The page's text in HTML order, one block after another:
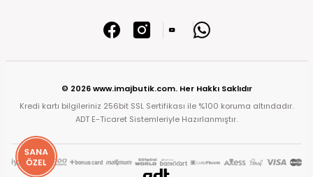
© 2026 www.imajbutik.com. Her Hakkı Saklıdır
Kredi kartı bilgileriniz 256bit SSL Sertifikası ile %100 koruma altındadır.
ADT E-Ticaret Sistemleriyle Hazırlanmıştır.